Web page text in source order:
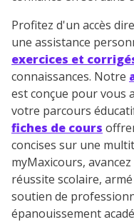
Profitez d'un accès
une assistance
exercices et
connaissances. Notre
est conçue pour vous
votre parcours
fiches de cours
concises sur une
myMaxicours,
réussite scolaire,
soutien de
épanouissement